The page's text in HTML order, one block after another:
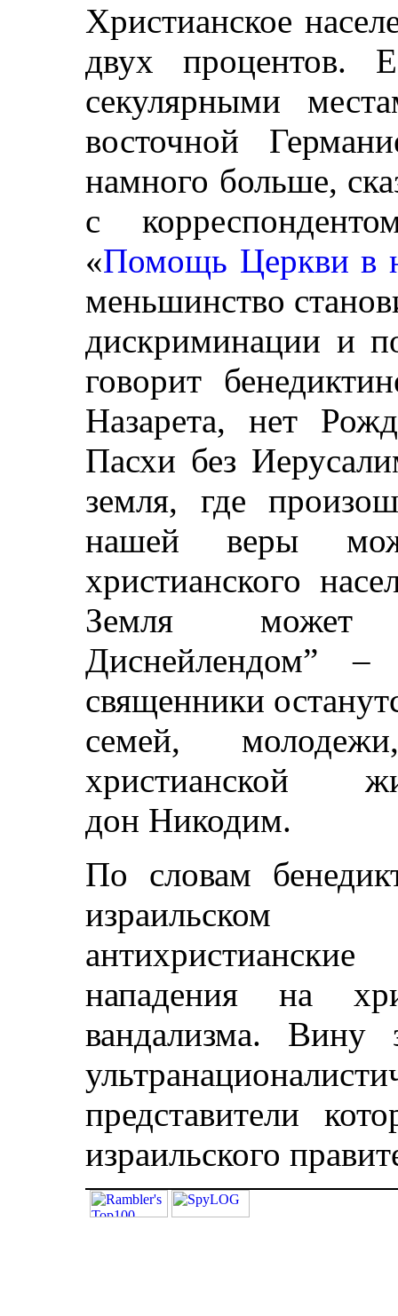
Христианское
двух процентов.
секулярными
восточной
намного больше,
с
«Помощь Церкви в
меньшинство
дискриминации и
говорит
Назарета, нет
Пасхи без
земля, где
нашей веры
христианского
Земля может
Диснейлендом”
священники
семей,
христианской
дон Никодим.
По словам
израильском
нападения на
вандализма. Вину
представители
израильского